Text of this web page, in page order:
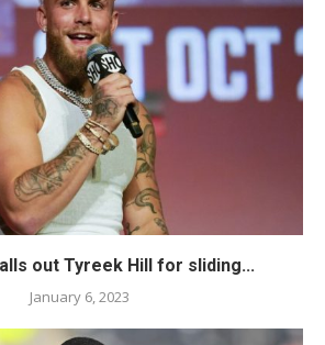
out Tyreek Hill for sliding...
January 6, 2023